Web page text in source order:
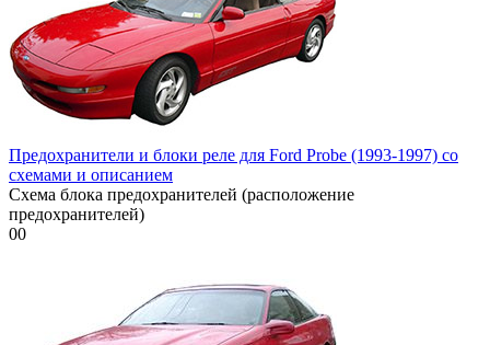
Предохранители и блоки реле для Ford Probe (1993-1997) со
схемами и описанием
Схема блока предохранителей (расположение
предохранителей)
00